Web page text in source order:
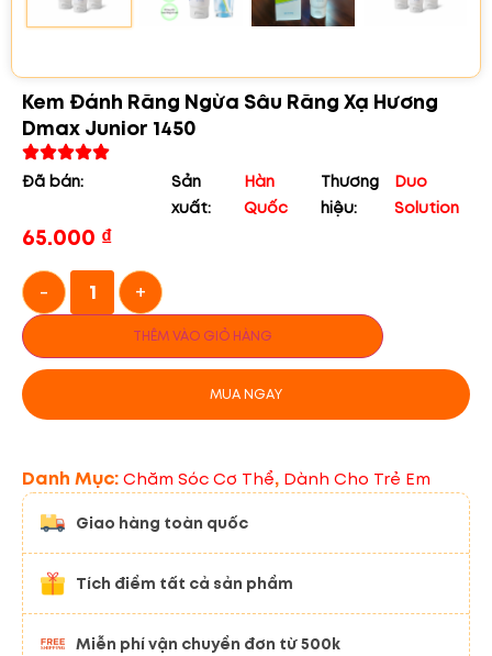
Kem Đánh Răng Ngừa Sâu Răng Xạ Hương
Dmax Junior 1450
Đã bán:
Sản
xuất:
Hàn
Quốc
Thương
hiệu:
Duo
Solution
65.000 ₫
- +
THÊM VÀO GIỎ HÀNG
MUA NGAY
Danh Mục:Chăm Sóc Cơ Thể, Dành Cho Trẻ Em
Giao hàng toàn quốc
Tích điểm tất cả sản phẩm
Miễn phí vận chuyển đơn từ 500k